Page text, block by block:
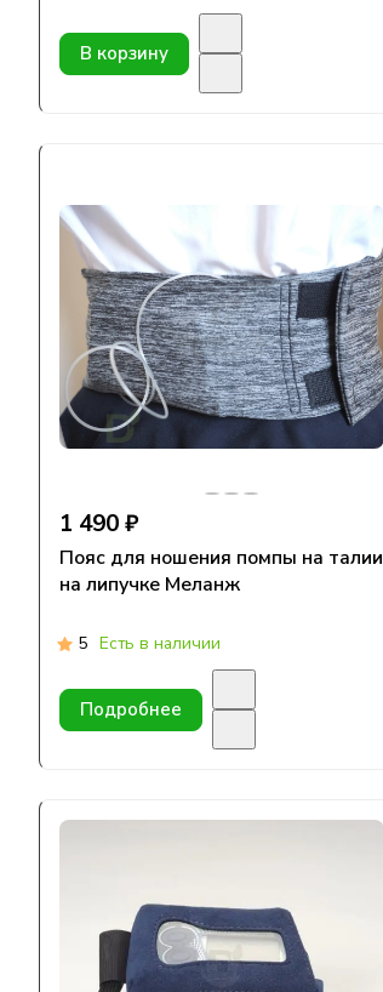
В корзину
1 490 ₽
Пояс для ношения помпы на талии
на липучке Меланж
5 Есть в наличии
Подробнее